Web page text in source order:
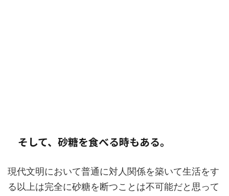
そして、砂糖を食べる時もある。
現代文明において普通に対人関係を築いて生活をす
る以上は完全に砂糖を断つことは不可能だと思って